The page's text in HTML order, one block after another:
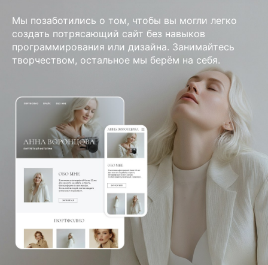
Мы позаботились о том, чтобы вы могли легко
создать потрясающий сайт без навыков
программирования или дизайна. Занимайтесь
творчеством, остальное мы берём на себя.